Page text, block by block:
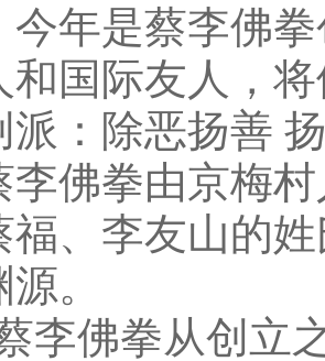
今年是蔡李佛
和国际友人，
除恶扬善 扬
拳由京梅村
福、李友山的
。
佛拳从创立之